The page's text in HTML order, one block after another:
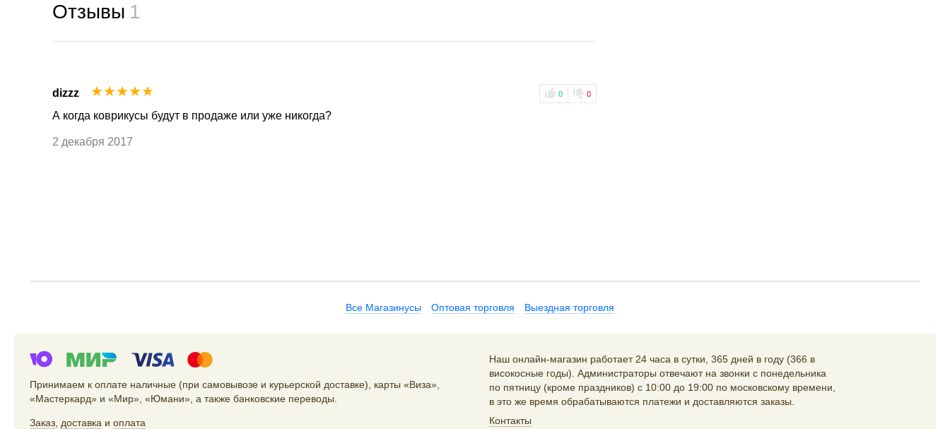
Отзывы 1
dizzz 0 0
☆
☆
☆
☆
☆
А когда коврикусы будут в продаже или уже никогда?
2 декабря 2017
Все Магазинусы Оптовая торговля Выездная торговля
Принимаем к оплате наличные (при самовывозе и курьерской доставке), карты «Виза»,
«Мастеркард» и «Мир», «Юмани», а также банковские переводы.
Заказ доставка и оплата
Наш онлайн-магазин работает 24 часа в сутки, 365 дней в году (366 в
високосные годы). Администраторы отвечают на звонки с понедельника
по пятницу (кроме праздников) с 10:00 до 19:00 по московскому времени,
в это же время обрабатываются платежи и доставляются заказы.
Контакты